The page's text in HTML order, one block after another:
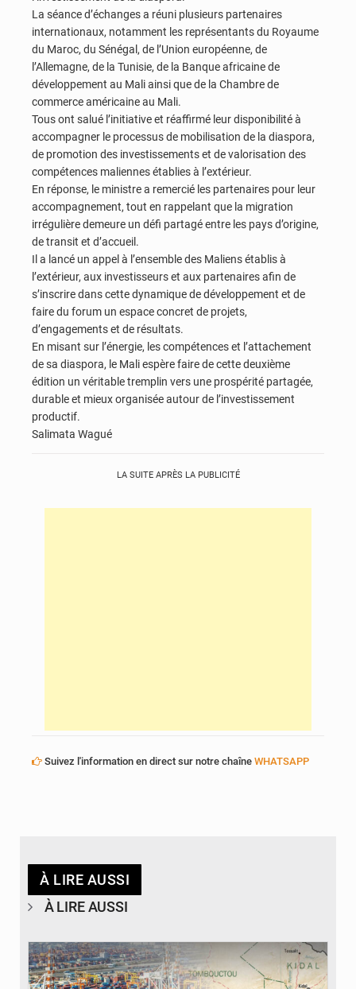
La séance d’échanges a réuni plusieurs partenaires
internationaux, notamment les représentants du Royaume
du Maroc, du Sénégal, de l’Union européenne, de
l’Allemagne, de la Tunisie, de la Banque africaine de
développement au Mali ainsi que de la Chambre de
commerce américaine au Mali.
Tous ont salué l’initiative et réaffirmé leur disponibilité à
accompagner le processus de mobilisation de la diaspora,
de promotion des investissements et de valorisation des
compétences maliennes établies à l’extérieur.
En réponse, le ministre a remercié les partenaires pour leur
accompagnement, tout en rappelant que la migration
irrégulière demeure un défi partagé entre les pays d’origine,
de transit et d’accueil.
Il a lancé un appel à l’ensemble des Maliens établis à
l’extérieur, aux investisseurs et aux partenaires afin de
s’inscrire dans cette dynamique de développement et de
faire du forum un espace concret de projets,
d’engagements et de résultats.
En misant sur l’énergie, les compétences et l’attachement
de sa diaspora, le Mali espère faire de cette deuxième
édition un véritable tremplin vers une prospérité partagée,
durable et mieux organisée autour de l’investissement
productif.
Salimata Wagué
LA SUITE APRÈS LA PUBLICITÉ
Suivez l'information en direct sur notre chaîne WHATSAPP
À LIRE AUSSI
À LIRE AUSSI
© JDM